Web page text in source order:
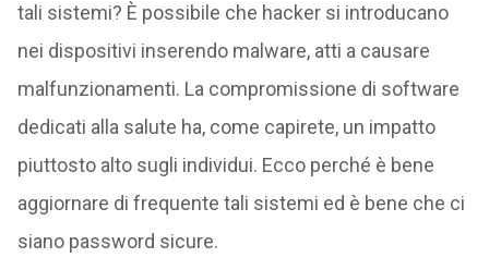
tali sistemi? È possibile che hacker si introducano
nei dispositivi inserendo malware, atti a causare
malfunzionamenti. La compromissione di software
dedicati alla salute ha, come capirete, un impatto
piuttosto alto sugli individui. Ecco perché è bene
aggiornare di frequente tali sistemi ed è bene che ci
siano password sicure.